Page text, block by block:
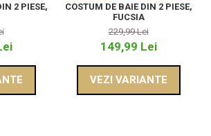
2 PIESE,
COSTUM DE BAIE DIN 2 PIESE,
FUCSIA
229,99 Lei
149,99 Lei
VEZI VARIANTE